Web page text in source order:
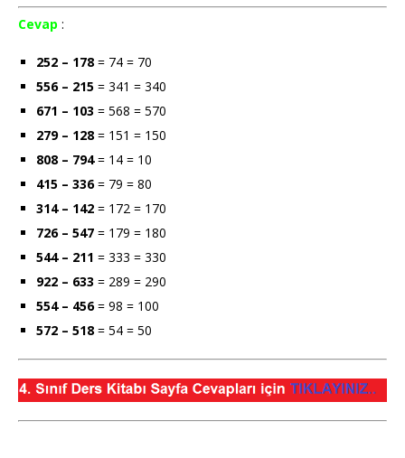
Cevap :
252 – 178 = 74 = 70
556 – 215 = 341 = 340
671 – 103 = 568 = 570
279 – 128 = 151 = 150
808 – 794= 14 = 10
415 – 336= 79 = 80
314 – 142 = 172 = 170
726 – 547 = 179 = 180
544 – 211 = 333 = 330
922 – 633 = 289 = 290
554 – 456= 98 = 100
572 – 518 = 54 = 50